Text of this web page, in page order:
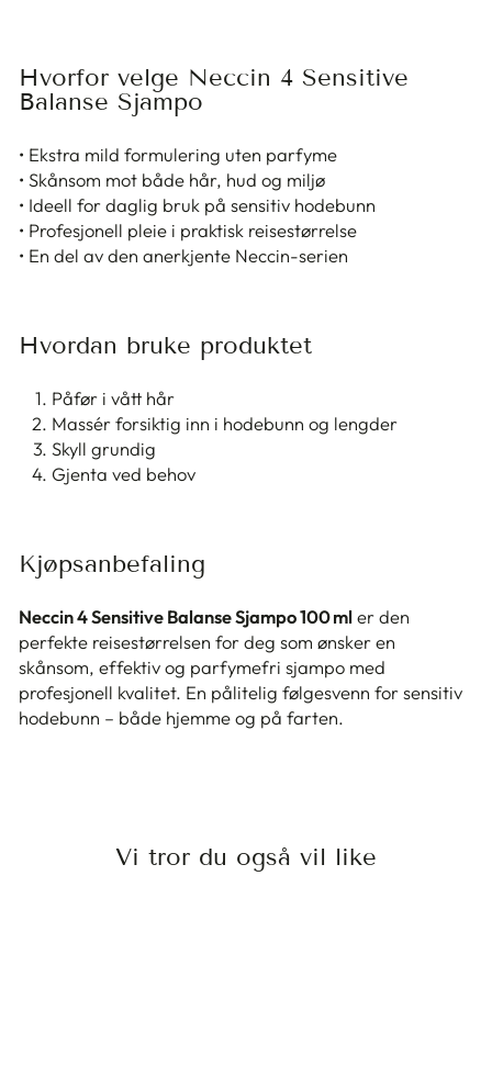
Hvorfor velge Neccin 4 Sensitive
Balanse Sjampo
• Ekstra mild formulering uten parfyme
• Skånsom mot både hår, hud og miljø
• Ideell for daglig bruk på sensitiv hodebunn
• Profesjonell pleie i praktisk reisestørrelse
• En del av den anerkjente Neccin-serien
Hvordan bruke produktet
Påfør i vått hår
Massér forsiktig inn i hodebunn og lengder
Skyll grundig
Gjenta ved behov
Kjøpsanbefaling
Neccin 4 Sensitive Balanse Sjampo 100 mler den
perfekte reisestørrelsen for deg som ønsker en
skånsom, effektiv og parfymefri sjampo med
profesjonell kvalitet. En pålitelig følgesvenn for sensitiv
hodebunn – både hjemme og på farten.
Vi tror du også vil like